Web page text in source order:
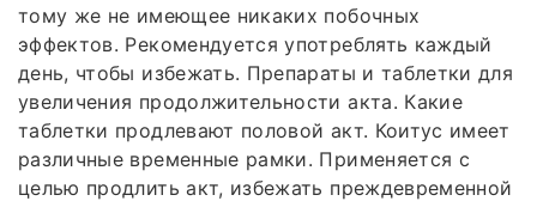
тому же не имеющее никаких побочных
эффектов. Рекомендуется употреблять каждый
день, чтобы избежать. Препараты и таблетки для
увеличения продолжительности акта. Какие
таблетки продлевают половой акт. Коитус имеет
различные временные рамки. Применяется с
целью продлить акт, избежать преждевременной